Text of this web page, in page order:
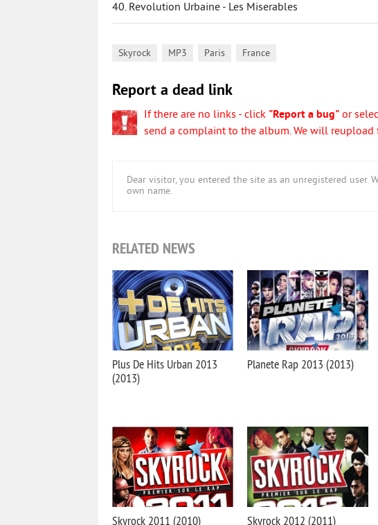
40. Revolution Urbaine - Les Miserables
Skyrock MP3 Paris France
Report a dead link
If there are no links - click "Report a bug" or
send a complaint to the album. We will reupload
Dear visitor, you entered the site as an unregistered user.
own name.
RELATED NEWS
Plus De Hits Urban 2013
(2013)
Planete Rap 2013 (2013)
Skyrock 2011 (2010) Skyrock 2012 (2011)